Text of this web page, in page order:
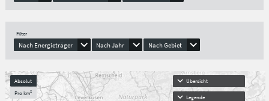
Filter
Nach Energieträger Nach Jahr Nach Gebiet
Absolut
Pro km²
Übersicht
Legende